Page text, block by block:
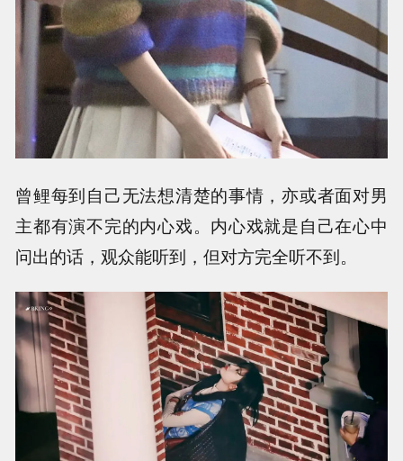
曾鲤每到自己无法想清楚的事情，亦或者面对男
主都有演不完的内心戏。内心戏就是自己在心中
问出的话，观众能听到，但对方完全听不到。